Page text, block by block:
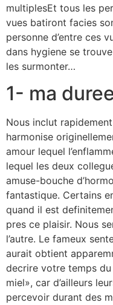
multiplesEt tous les
vues batiront facies
personne d’entre ces
dans hygiene se
les surmonter…
1- ma
Nous inclut
harmonise
amour lequel
lequel les deux
amuse-bouche
fantastique. Certains
quand il est
pres ce plaisir. Nous
l’autre. Le fameux
aurait obtient
decrire votre temps
miel», car d’ailleurs
percevoir durant des